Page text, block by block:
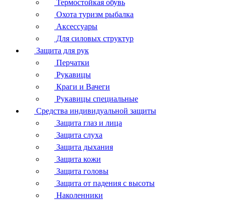
Термостойкая обувь
Охота туризм рыбалка
Аксессуары
Для силовых структур
Защита для рук
Перчатки
Рукавицы
Краги и Вачеги
Рукавицы специальные
Средства индивидуальной защиты
Защита глаз и лица
Защита слуха
Защита дыхания
Защита кожи
Защита головы
Защита от падения с высоты
Наколенники